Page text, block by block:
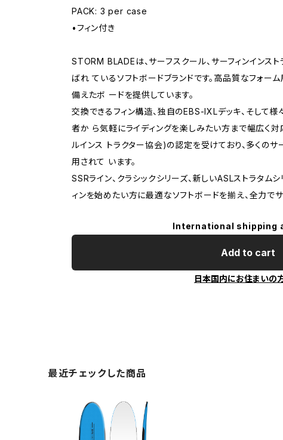
PACK: 3 per case
•フィン付き
STORM BLADEは、サーフスクール、サーフィンインス
ばれ ているソフトボードブランドです。高品質なフォー
備えたボ ードを提供しています。
交換できるフィン構造、独自のEBS-IXLデッキ、そして
者か ら気軽にライディングを楽しみたい方まで幅広く対
ルインス トラクター協会)の認定を受けており、多くの
用されて います。
SSRライン、クラシックシリーズ、新しいASLストラタム
ィンを始めたい方に最適なソフトボードを揃え、全力で
International shipping
Add to cart
日本国内にお住まいの
最近チェックした商品